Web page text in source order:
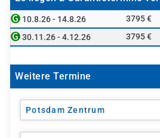
10.8.26 - 14.8.26 3795 €
30.11.26 - 4.12.26 3795 €
Weitere Termine
Potsdam Zentrum